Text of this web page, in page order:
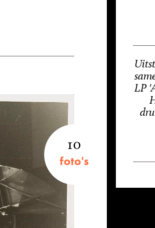
10
foto's
LP